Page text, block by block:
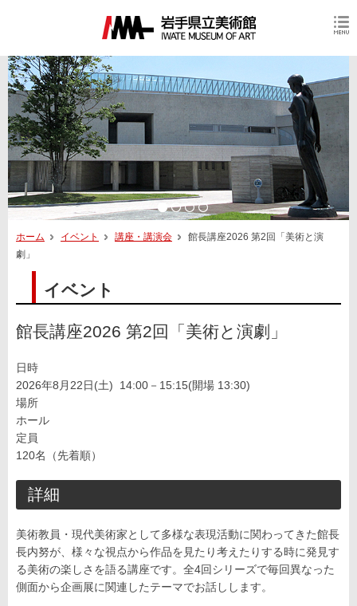
ホーム イベント 講座・講演会
館長講座2026 第2回「美術と演
劇」
イベント
館長講座2026 第2回「美術と演劇」
日時
2026年8月22日(土) 14:00－15:15(開場 13:30)
場所
ホール
定員
120名（先着順）
詳細
美術教員・現代美術家として多様な表現活動に関わってきた館長
長内努が、様々な視点から作品を見たり考えたりする時に発見す
る美術の楽しさを語る講座です。全4回シリーズで毎回異なった
側面から企画展に関連したテーマでお話しします。